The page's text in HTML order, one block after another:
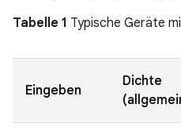
Tabelle 1 Typische Geräte
Eingeben
Dichte